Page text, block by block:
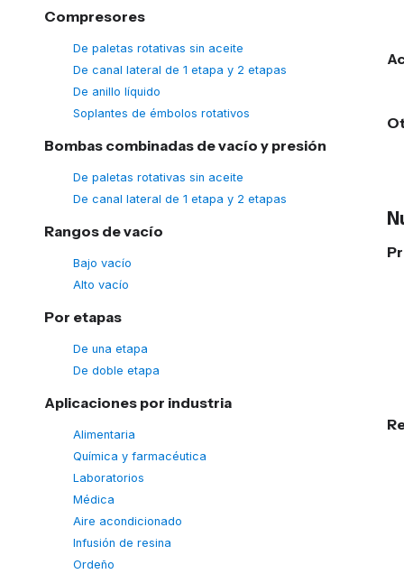
Compresores
De paletas rotativas sin aceite
De canal lateral de 1 etapa y 2 etapas
De anillo líquido
Soplantes de émbolos rotativos
Bombas combinadas de vacío y presión
De paletas rotativas sin aceite
De canal lateral de 1 etapa y 2 etapas
Rangos de vacío
Bajo vacío
Alto vacío
Por etapas
De una etapa
De doble etapa
Aplicaciones por industria
Alimentaria
Química y farmacéutica
Laboratorios
Médica
Aire acondicionado
Infusión de resina
Ordeño